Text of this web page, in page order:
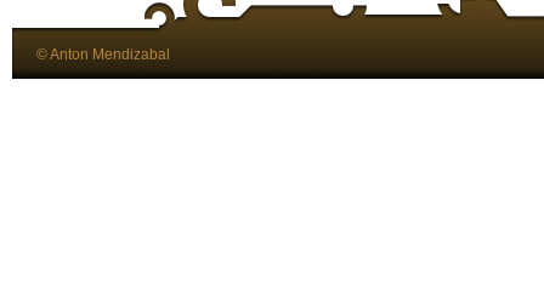
© Anton Mendizabal